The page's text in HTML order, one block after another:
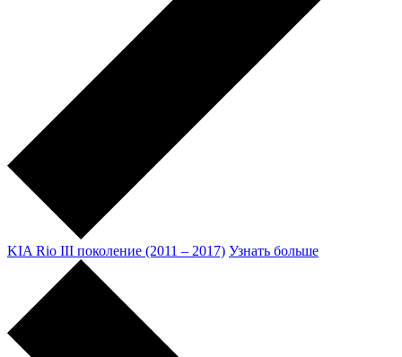
KIA Rio III поколение (2011 – 2017) Узнать больше